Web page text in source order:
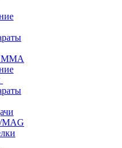
MMA
MAG